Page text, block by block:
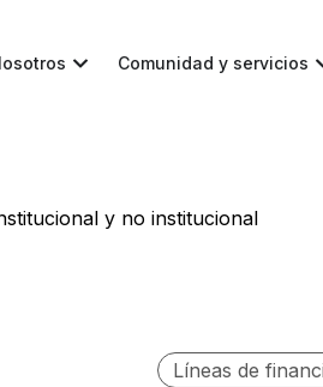
Comunidad y servicios
y no institucional
Líneas de